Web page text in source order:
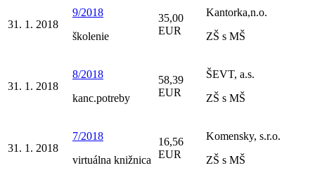
31. 1. 2018
9/2018
školenie
35,00
EUR
Kantorka,n.o.
ZŠ s MŠ
31. 1. 2018
8/2018
kanc.potreby
58,39
EUR
ŠEVT, a.s.
ZŠ s MŠ
31. 1. 2018
7/2018
virtuálna knižnica
16,56
EUR
Komensky, s.r.o.
ZŠ s MŠ